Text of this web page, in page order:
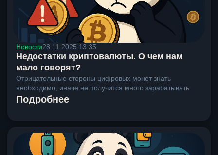
Новости28.11.2025 13:35
Недостатки криптовалюты. О чем нам
мало говорят?
Отрицательные стороны цифровых монет знать
необходимо, иначе не получится много зарабатывать
Подробнее